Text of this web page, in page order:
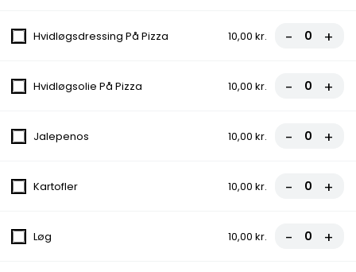
Italiensk Pizza
Tomatsauce, Ost
Hvidløgsdressing På Pizza 10,00 kr. - +
Hvidløgsolie På Pizza 10,00 kr. - +
Jalepenos 10,00 kr. - +
Kartofler 10,00 kr. - +
Løg 10,00 kr. - +